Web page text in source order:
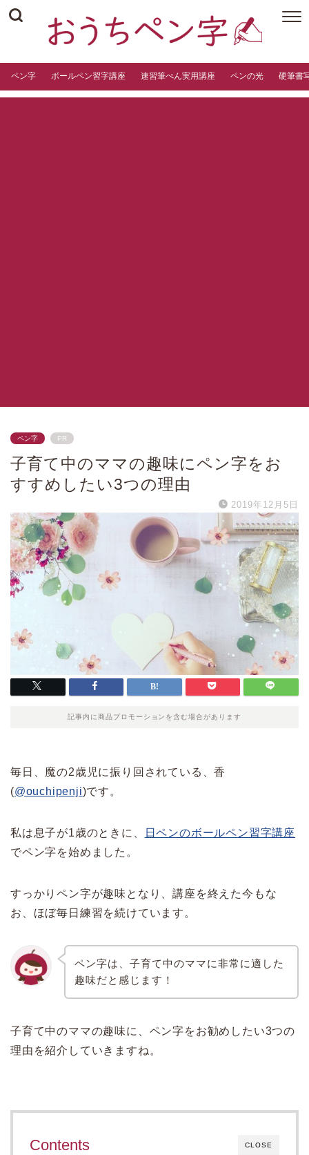
ペン字 ボールペン習字講座 速習筆ぺん実用講座 ペンの光 硬筆書
ペン字 PR
子育て中のママの趣味にペン字をお
すすめしたい3つの理由
2019年12月5日
記事内に商品プロモーションを含む場合があります
毎日、魔の2歳児に振り回されている、香
(@ouchipenji)です。
私は息子が1歳のときに、
日ペンのボールペン習字講座
でペン字を始めました。
すっかりペン字が趣味となり、講座を終えた今もな
お、ほぼ毎日練習を続けています。
ペン字は、子育て中のママに非常に適した
趣味だと感じます！
子育て中のママの趣味に、ペン字をお勧めしたい3つの
理由を紹介していきますね。
CLOSE
Contents